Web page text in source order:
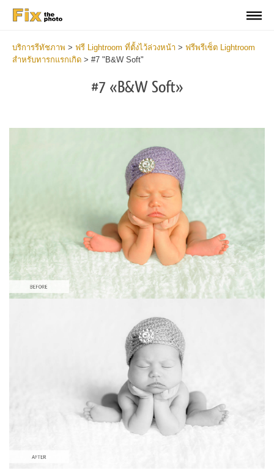
บริการรีทัชภาพ > ฟรี Lightroom ที่ตั้งไว้ล่วงหน้า > ฟรีพรีเซ็ต Lightroom
สำหรับทารกแรกเกิด > #7 "B&W Soft"
#7 «B&W Soft»
โปรดเลือก
(400 Lr Presets)